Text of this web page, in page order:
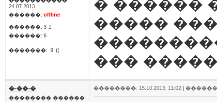
24.07.2013
������: offline
������: 3-1
������: 6
�������: 9 ()
� ������
�����
���
�-��-�
�������� ������
��������: 15.10.2013, 11:02 |